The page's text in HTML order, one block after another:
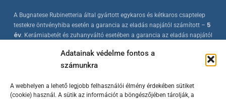
Adatainak védelme fontos a
számunkra
A webhelyen a lehető legjobb felhasználói élmény érdekében sütiket
(cookie) használ. A sütik az információt a böngészőjében tárolják, a
A Bugnatese Rubinetteria által gyártott egykaros és kétkaros csaptelep
testekre öntvényhiba esetén a garancia az eladás napjától számított – 5
év. Kerámiabetét és zuhanyváltó esetében a garancia az eladás napjától
szabványokkal összhangban készülnek, folyamatos minőség-ellenőrzés